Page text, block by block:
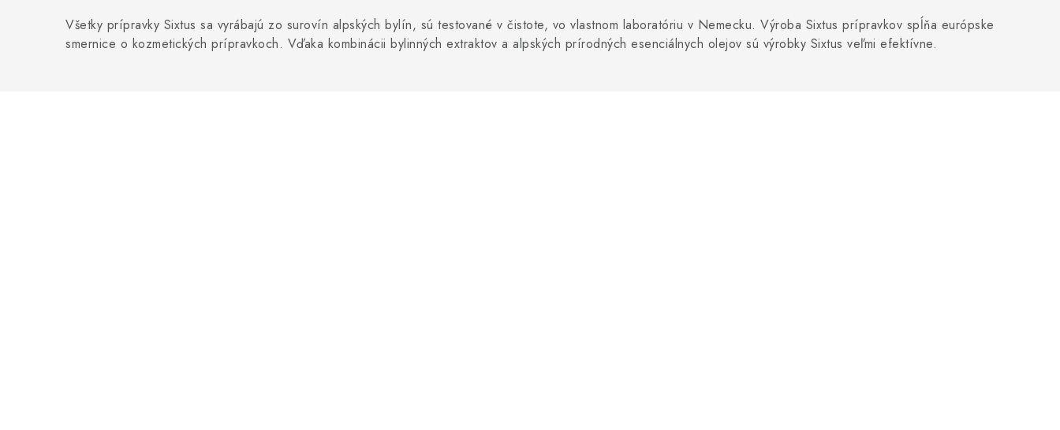
Všetky prípravky Sixtus sa vyrábajú zo surovín alpských bylín, sú testované v čistote, vo vlastnom laboratóriu v Nemecku. Výroba Sixtus prípravkov spĺňa európske
smernice o kozmetických prípravkoch. Vďaka kombinácii bylinných extraktov a alpských prírodných esenciálnych olejov sú výrobky Sixtus veľmi efektívne.